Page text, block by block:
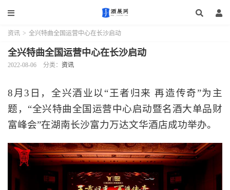
资讯 > 全兴特曲全国运营中心在长沙启动
全兴特曲全国运营中心在长沙启动
2022-08-06 分类： 资讯
8月3日，全兴酒业以“王者归来 再造传奇”为主
题，“全兴特曲全国运营中心启动暨名酒大单品财
富峰会”在湖南长沙富力万达文华酒店成功举办。